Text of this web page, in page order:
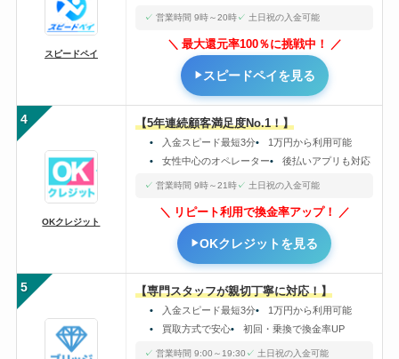
スピードペイ
営業時間 9時～20時 土日祝の入金可能
最大還元率100％に挑戦中！
スピードペイを見る
4
OKクレジット
【5年連続顧客満足度No.1！】
入金スピード最短3分
1万円から利用可能
女性中心のオペレーター
後払いアプリも対応
営業時間 9時～21時 土日祝の入金可能
リピート利用で換金率アップ！
OKクレジットを見る
5 【専門スタッフが親切丁寧に対応！】
入金スピード最短3分
1万円から利用可能
買取方式で安心
初回・乗換で換金率UP
営業時間 9:00～19:30 土日祝の入金可能